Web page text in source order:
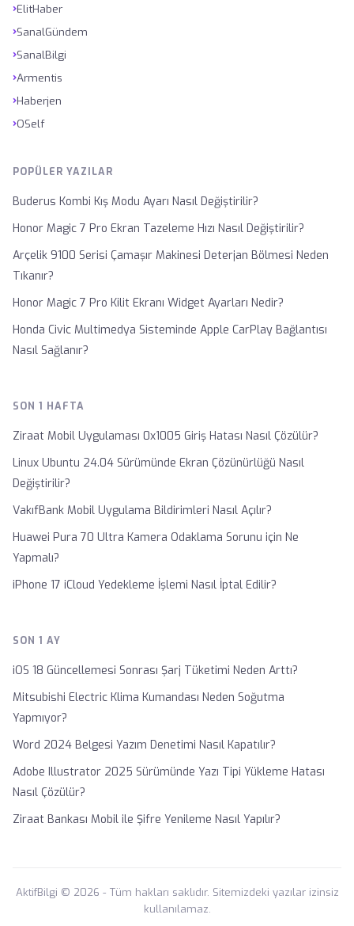
›ElitHaber
›SanalGündem
›SanalBilgi
›Armentis
›Haberjen
›OSelf
POPÜLER YAZILAR
Buderus Kombi Kış Modu Ayarı Nasıl Değiştirilir?
Honor Magic 7 Pro Ekran Tazeleme Hızı Nasıl Değiştirilir?
Arçelik 9100 Serisi Çamaşır Makinesi Deterjan Bölmesi Neden
Tıkanır?
Honor Magic 7 Pro Kilit Ekranı Widget Ayarları Nedir?
Honda Civic Multimedya Sisteminde Apple CarPlay Bağlantısı
Nasıl Sağlanır?
SON 1 HAFTA
Ziraat Mobil Uygulaması 0x1005 Giriş Hatası Nasıl Çözülür?
Linux Ubuntu 24.04 Sürümünde Ekran Çözünürlüğü Nasıl
Değiştirilir?
VakıfBank Mobil Uygulama Bildirimleri Nasıl Açılır?
Huawei Pura 70 Ultra Kamera Odaklama Sorunu için Ne
Yapmalı?
iPhone 17 iCloud Yedekleme İşlemi Nasıl İptal Edilir?
SON 1 AY
iOS 18 Güncellemesi Sonrası Şarj Tüketimi Neden Arttı?
Mitsubishi Electric Klima Kumandası Neden Soğutma
Yapmıyor?
Word 2024 Belgesi Yazım Denetimi Nasıl Kapatılır?
Adobe Illustrator 2025 Sürümünde Yazı Tipi Yükleme Hatası
Nasıl Çözülür?
Ziraat Bankası Mobil ile Şifre Yenileme Nasıl Yapılır?
AktifBilgi © 2026 - Tüm hakları saklıdır. Sitemizdeki yazılar izinsiz
kullanılamaz.